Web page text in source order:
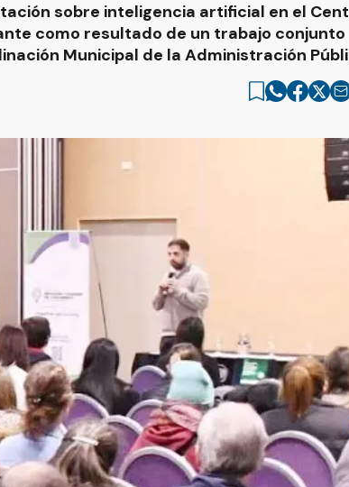
sobre inteligencia artificial en el
como resultado de un trabajo conjunto
Municipal de la Administración